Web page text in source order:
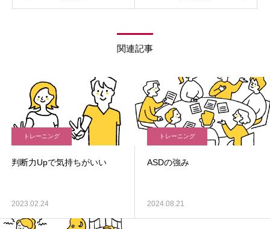
関連記事
トレーニング
判断力Upで気持ちがいい
2023.02.24
トレーニング
ASDの強み
2024.08.21